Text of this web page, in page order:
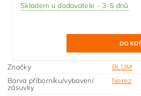
Skladem u dodavatele - 3-5 dnů
Značky
BLUM
Barva příborníku/vybavení
zásuvky
Nerez